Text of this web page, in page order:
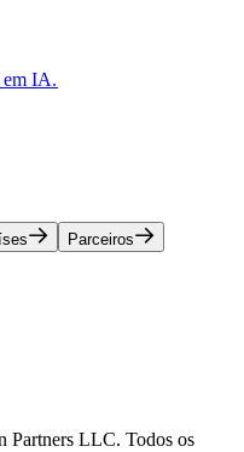
em IA.​​
Parceiros​​
Partners LLC. Todos os